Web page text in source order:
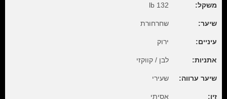
משקל: 132 lb
שיער: שחרחורת
עיניים: ירוק
אתניות: לבן / קווקזי
שיער ערווה: שעירי
זין: אסיתי